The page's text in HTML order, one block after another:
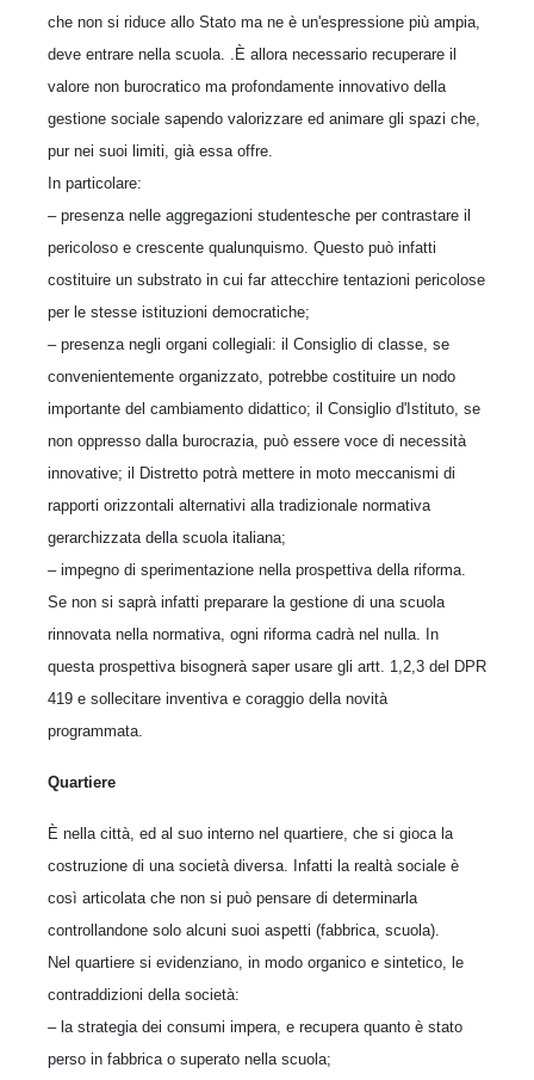
che non si riduce allo Stato ma ne è un'espressione più ampia,
deve entrare nella scuola. .È allora necessario recuperare il
valore non burocratico ma profondamente innovativo della
gestione sociale sapendo valorizzare ed animare gli spazi che,
pur nei suoi limiti, già essa offre.
In particolare:
– presenza nelle aggregazioni studentesche per contrastare il
pericoloso e crescente qualunquismo. Questo può infatti
costituire un substrato in cui far attecchire tentazioni pericolose
per le stesse istituzioni democratiche;
– presenza negli organi collegiali: il Consiglio di classe, se
convenientemente organizzato, potrebbe costituire un nodo
importante del cambiamento didattico; il Consiglio d'Istituto, se
non oppresso dalla burocrazia, può essere voce di necessità
innovative; il Distretto potrà mettere in moto meccanismi di
rapporti orizzontali alternativi alla tradizionale normativa
gerarchizzata della scuola italiana;
– impegno di sperimentazione nella prospettiva della riforma.
Se non si saprà infatti preparare la gestione di una scuola
rinnovata nella normativa, ogni riforma cadrà nel nulla. In
questa prospettiva bisognerà saper usare gli artt. 1,2,3 del DPR
419 e sollecitare inventiva e coraggio della novità
programmata.
Quartiere
È nella città, ed al suo interno nel quartiere, che si gioca la
costruzione di una società diversa. Infatti la realtà sociale è
così articolata che non si può pensare di determinarla
controllandone solo alcuni suoi aspetti (fabbrica, scuola).
Nel quartiere si evidenziano, in modo organico e sintetico, le
contraddizioni della società:
– la strategia dei consumi impera, e recupera quanto è stato
perso in fabbrica o superato nella scuola;